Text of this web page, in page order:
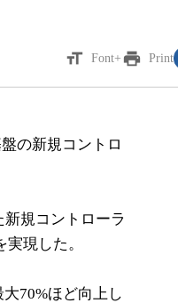
format_size Font+ print Print
の新規コントロ
規コントローラ
現した。
70%ほど向上し